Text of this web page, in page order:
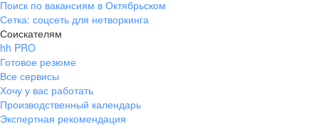
Поиск по вакансиям в Октябрьском
Сетка: соцсеть для нетворкинга
Соискателям
hh PRO
Готовое резюме
Все сервисы
Хочу у вас работать
Производственный календарь
Экспертная рекомендация